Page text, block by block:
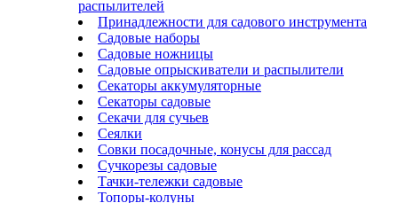
распылителей
Принадлежности для садового инструмента
Садовые наборы
Садовые ножницы
Садовые опрыскиватели и распылители
Секаторы аккумуляторные
Секаторы садовые
Секачи для сучьев
Сеялки
Совки посадочные, конусы для рассад
Сучкорезы садовые
Тачки-тележки садовые
Топоры-колуны